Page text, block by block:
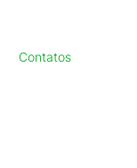
Contatos